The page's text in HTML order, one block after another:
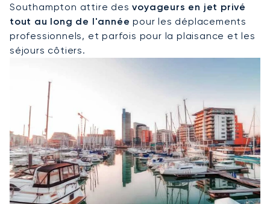
Southampton attire desvoyageurs en jet privé
tout au long de l'année pour les déplacements
professionnels, et parfois pour la plaisance et les
séjours côtiers.